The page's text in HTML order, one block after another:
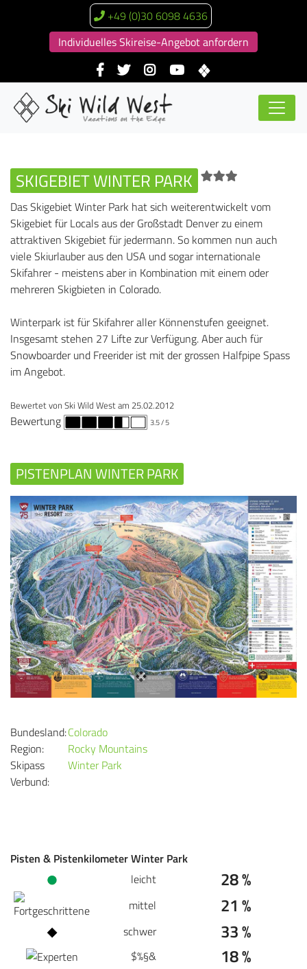
+49 (0)30 6098 4636
Individuelles Skireise-Angebot anfordern
SKIGEBIET WINTER PARK
Das Skigebiet Winter Park hat sich weiterentwickelt vom
Skigebiet für Locals aus der Großstadt Denver zu einem
attraktiven Skigebiet für jedermann. So kommen nun auch
viele Skiurlauber aus den USA und sogar internationale
Skifahrer - meistens aber in Kombination mit einem oder
mehreren Skigbieten in Colorado.
Winterpark ist für Skifahrer aller Könnenstufen geeignet.
Insgesamt stehen 27 Lifte zur Verfügung. Aber auch für
Snowboarder und Freerider ist mit der grossen Halfpipe Spass
im Angebot.
Bewertet von Ski Wild Westam 25.02.2012
Bewertung 3.5/ 5
PISTENPLAN WINTER PARK
Bundesland:Colorado
Region:
Rocky Mountains
Skipass
Verbund:
Winter Park
Pisten & Pistenkilometer Winter Park
leicht
28 %
mittel 21 %
schwer 33 %
$%§& 18 %